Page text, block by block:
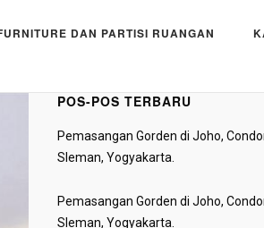
DAN PARTISI RUANGAN
POS-POS TERBARU
Pemasangan Gorden di Joho,
Sleman, Yogyakarta.
Pemasangan Gorden di Joho,
Sleman, Yogyakarta.